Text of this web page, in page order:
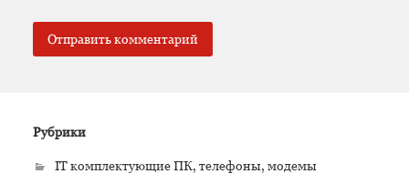
Рубрики
IT комплектующие ПК, телефоны, модемы